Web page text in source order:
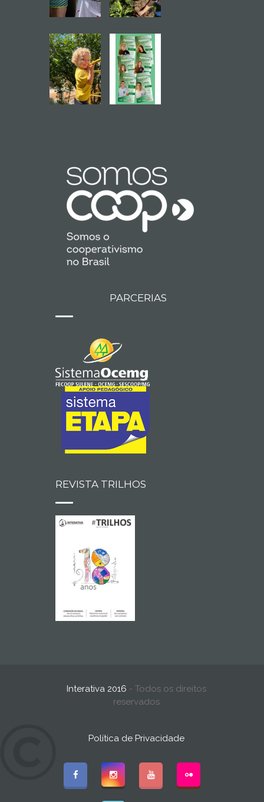
PARCERIAS
REVISTA TRILHOS
Interativa 2016 - Todos os direitos
reservados
Política de Privacidade